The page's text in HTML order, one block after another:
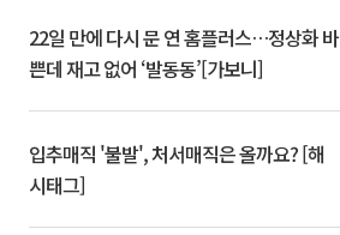
22일 만에 다시 문 연 홈플러스…정상화 바
쁜데 재고 없어 ‘발동동’[가보니]
입추매직 '불발', 처서매직은 올까요? [해
시태그]